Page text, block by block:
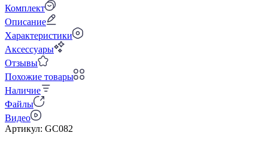
Комплект
Описание
Характеристики
Аксессуары
Отзывы
Похожие товары
Наличие
Файлы
Видео
Артикул: GC082